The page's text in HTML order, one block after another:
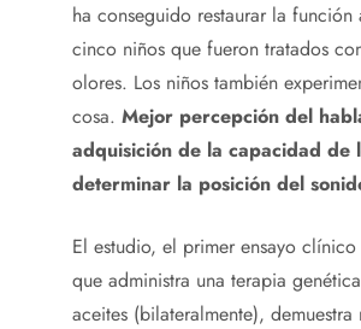
ha conseguido restaurar la función
cinco niños que fueron tratados
olores. Los niños también
cosa. Mejor percepción del
adquisición de la capacidad de
determinar la posición del
El estudio, el primer ensayo
que administra una terapia
aceites (bilateralmente), demuestra